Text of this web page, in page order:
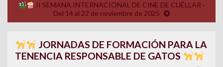
II SEMANA INTERNACIONAL DE CINE DE CUÉLLAR ·
Del 14 al 22 de noviembre de 2025
JORNADAS DE FORMACIÓN PARA LA
TENENCIA RESPONSABLE DE GATOS